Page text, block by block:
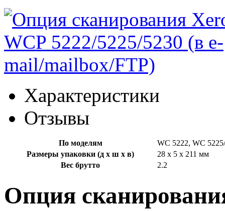
Характеристики
Отзывы
По моделям
WC 5222, WC
Размеры упаковки (д х ш х в)
28 x 5 x 211 мм
Вес брутто
2.2
Опция